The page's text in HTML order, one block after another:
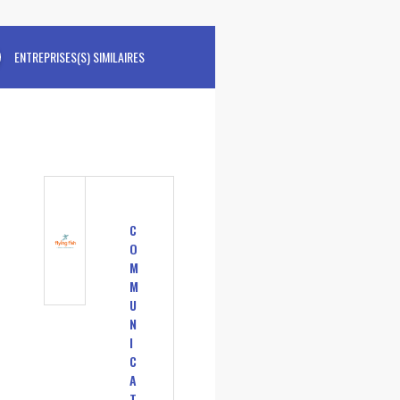
ENTREPRISES(S) SIMILAIRES
C
O
M
M
U
N
I
C
A